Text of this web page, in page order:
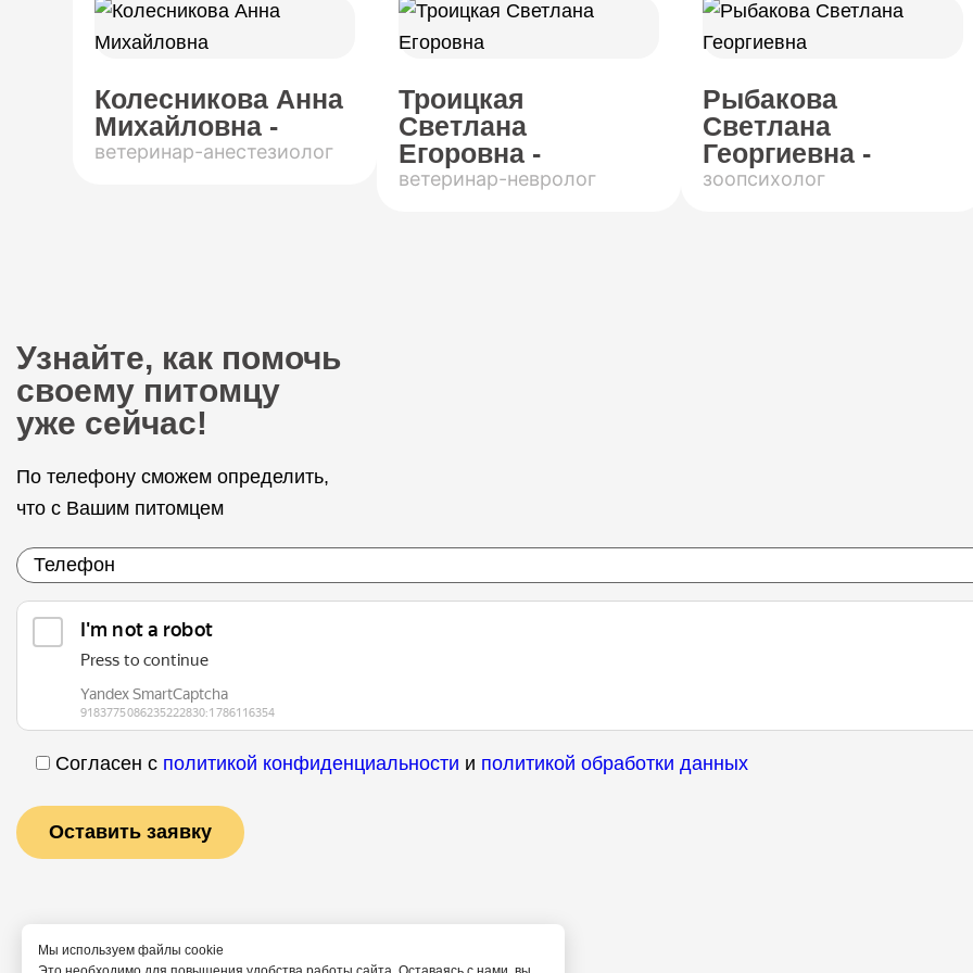
Колесникова Анна
Михайловна -
ветеринар-анестезиолог
Троицкая
Светлана
Егоровна -
ветеринар-невролог
Рыбакова
Светлана
Георгиевна -
зоопсихолог
Узнайте, как помочь
своему питомцу
уже сейчас!
По телефону сможем определить,
что с Вашим питомцем
Согласен с политикой конфиденциальности и политикой обработки данных
Мы используем файлы cookie